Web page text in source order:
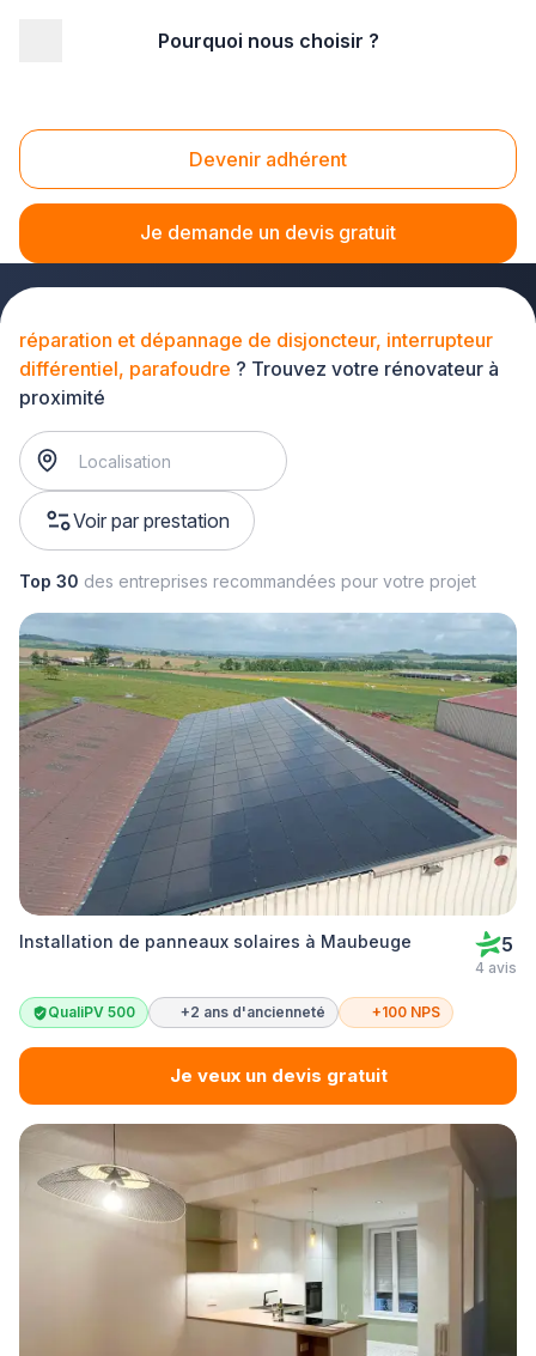
Pourquoi nous choisir ?
Devenir adhérent
Je demande un devis gratuit
différentiel, parafoudre
Réparation et dépannage de disjoncteur,
interrupteur différentiel, parafoudre
réparation et dépannage de disjoncteur, interrupteur
différentiel, parafoudre ? Trouvez votre rénovateur à
proximité
Voir par prestation
Top 30 des entreprises recommandées pour votre projet
Installation de panneaux solaires à Maubeuge 5
4 avis
QualiPV 500 +2 ans d'ancienneté +100 NPS
Je veux un devis gratuit